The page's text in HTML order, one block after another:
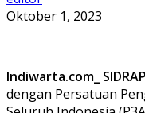
Oktober 1, 2023
Indiwarta.com_
dengan Persatuan